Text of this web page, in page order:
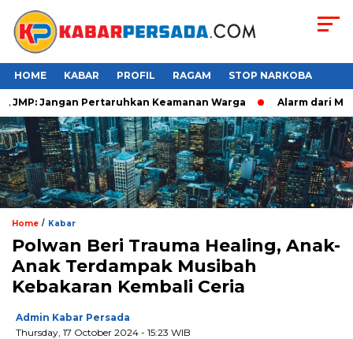
HOME KABAR PROFIL RAGAM STOP NARKOBA
Jangan Pertaruhkan Keamanan Warga Alarm dari
Home / Kabar
Polwan Beri Trauma Healing, Anak-
Anak Terdampak Musibah
Kebakaran Kembali Ceria
Admin Kabar Persada
Thursday, 17 October 2024 - 15:23 WIB